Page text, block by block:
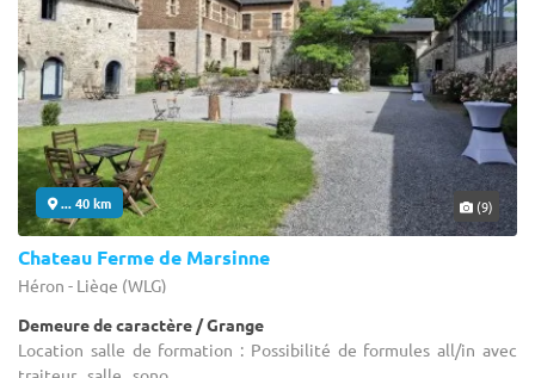
... 40 km (9)
Chateau Ferme de Marsinne
Héron - Liège (WLG)
Demeure de caractère / Grange
Location salle de formation : Possibilité de formules all/in avec